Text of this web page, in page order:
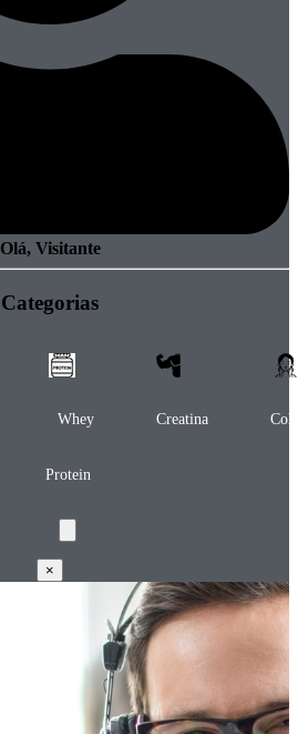
Olá, Visitante
Categorias
Whey
Protein
Creatina
×